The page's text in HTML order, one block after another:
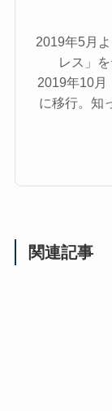
2019年5月
レス」
2019年10月
に移行。知
関連記事